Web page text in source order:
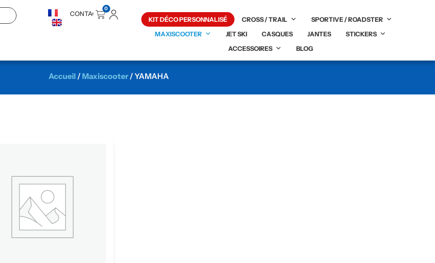
CONTACT
0
KIT DÉCO PERSONNALISÉ CROSS / TRAIL
SPORTIVE / ROADSTER
MAXISCOOTER
JET SKI CASQUES JANTES
STICKERS
ACCESSOIRES
BLOG
Accueil / Maxiscooter / YAMAHA